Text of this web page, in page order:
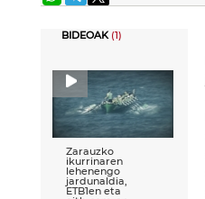
BIDEOAK(1)
Zarauzko
ikurrinaren
lehenengo
jardunaldia,
ETB1en eta